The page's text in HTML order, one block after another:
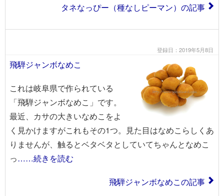
タネなっぴー（種なしピーマン）の記事
登録日：2019年5月8日
飛騨ジャンボなめこ
これは岐阜県で作られている
「飛騨ジャンボなめこ」です。
最近、カサの大きいなめこをよ
く見かけますがこれもその1つ。見た目はなめこらしくあ
りませんが、触るとベタベタとしていてちゃんとなめこ
っ……続きを読む
飛騨ジャンボなめこの記事